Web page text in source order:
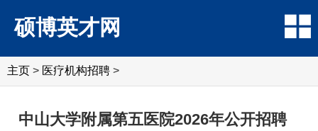
硕博英才网
主页 > 医疗机构招聘 >
中山大学附属第五医院2026年公开招聘